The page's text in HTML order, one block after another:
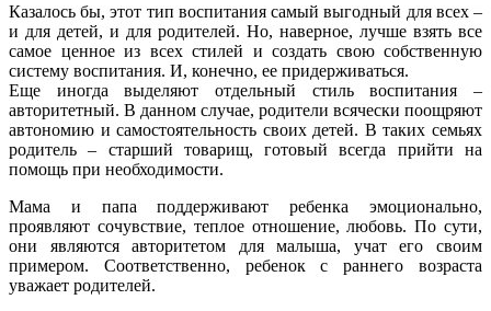
Казалось бы, этот тип воспитания самый выгодный для всех –
и для детей, и для родителей. Но, наверное, лучше взять все
самое ценное из всех стилей и создать свою собственную
систему воспитания. И, конечно, ее придерживаться.
Еще иногда выделяют отдельный стиль воспитания –
авторитетный. В данном случае, родители всячески поощряют
автономию и самостоятельность своих детей. В таких семьях
родитель – старший товарищ, готовый всегда прийти на
помощь при необходимости.
Мама и папа поддерживают ребенка эмоционально,
проявляют сочувствие, теплое отношение, любовь. По сути,
они являются авторитетом для малыша, учат его своим
примером. Соответственно, ребенок с раннего возраста
уважает родителей.